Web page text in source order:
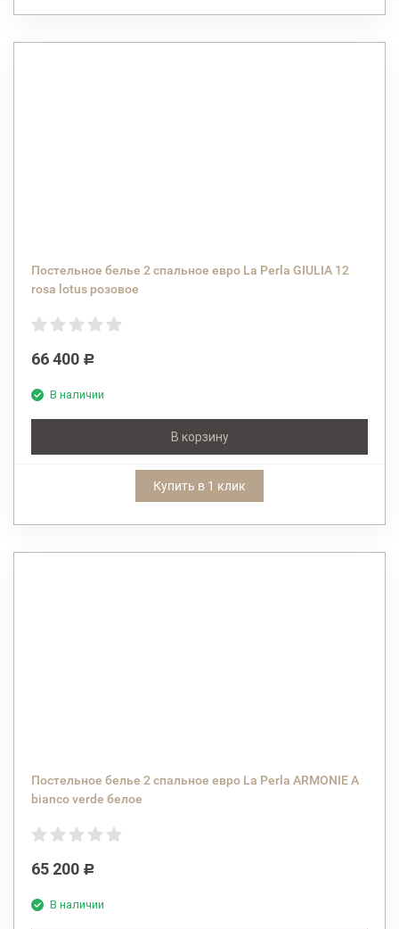
Постельное белье 2 спальное евро La Perla GIULIA 12
rosa lotus розовое
66 400 Р
В наличии
В корзину
Купить в 1 клик
Постельное белье 2 спальное евро La Perla ARMONIE A
bianco verde белое
65 200 Р
В наличии